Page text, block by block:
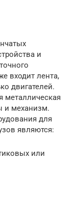
и
входит лента,
двигателей.
металлическая
и механизм.
для
являются:
или